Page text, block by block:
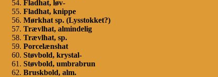
Fladhat, løv-
Fladhat, knippe
Mørkhat sp. (Lysstokket?)
Trævlhat, almindelig
Trævlhat, sp.
Porcelænshat
Støvbold, krystal-
Støvbold, umbrabrun
Bruskbold, alm.